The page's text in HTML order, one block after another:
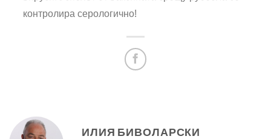
контролира серологично!
ИЛИЯ БИВОЛАРСКИ